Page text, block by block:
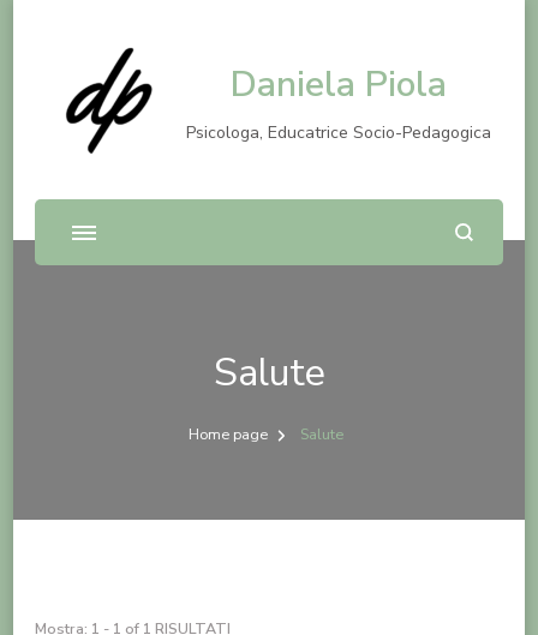
Daniela Piola
Psicologa, Educatrice Socio-Pedagogica
Salute
Home page Salute
Mostra: 1 - 1 of 1 RISULTATI